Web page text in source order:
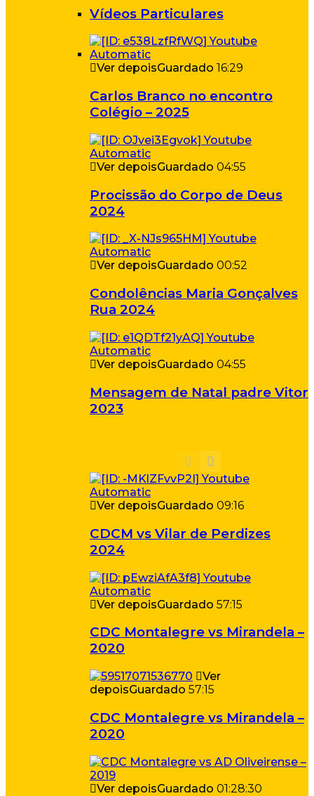
Vídeos Particulares
Ver depoisGuardado 16:29
Carlos Branco no encontro
Colégio – 2025
Ver depoisGuardado 04:55
Procissão do Corpo de Deus
2024
Ver depoisGuardado 00:52
Condolências Maria Gonçalves
Rua 2024
Ver depoisGuardado 04:55
Mensagem de Natal padre Vitor
2023
Ver depoisGuardado 09:16
CDCM vs Vilar de Perdizes
2024
Ver depoisGuardado 57:15
CDC Montalegre vs Mirandela –
2020
Ver
depoisGuardado 57:15
CDC Montalegre vs Mirandela –
2020
Ver depoisGuardado 01:28:30